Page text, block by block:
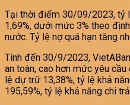
Tại thời điểm 30/09/2023, tỷ
1,69%, dưới mức 3% theo
nước. Tỷ lệ nợ quá hạn tăng
Tính đến 30/9/2023,
an toàn, cao hơn mức yêu
lệ dự trữ 13,38%, tỷ lệ khả
195,59%, tỷ lệ khả năng chi